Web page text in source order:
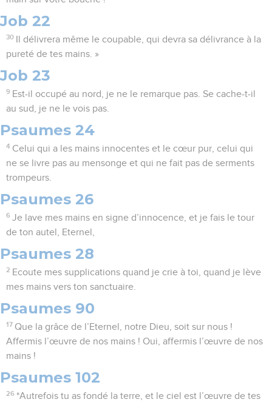
Job 22
30
Il délivrera même le coupable, qui devra sa délivrance à la
pureté de tes mains. »
Job 23
9 Est-il occupé au nord, je ne le remarque pas. Se cache-t-il
au sud, je ne le vois pas.
Psaumes 24
4 Celui qui a les mains innocentes et le cœur pur, celui qui
ne se livre pas au mensonge et qui ne fait pas de serments
trompeurs.
Psaumes 26
6 Je lave mes mains en signe d’innocence, et je fais le tour
de ton autel, Eternel,
Psaumes 28
2 Ecoute mes supplications quand je crie à toi, quand je lève
mes mains vers ton sanctuaire.
Psaumes 90
17 Que la grâce de l’Eternel, notre Dieu, soit sur nous !
Affermis l’œuvre de nos mains ! Oui, affermis l’œuvre de nos
mains !
Psaumes 102
26 *Autrefois tu as fondé la terre, et le ciel est l’œuvre de tes